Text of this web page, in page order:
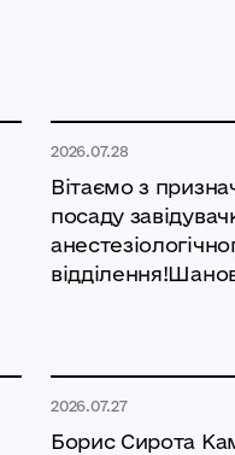
2026.07.28
Вітаємо з
посаду
2026.07.27
Борис Сирота